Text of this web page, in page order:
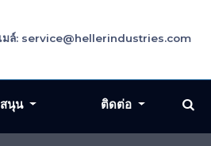
มล์: service@hellerindustries.com
นุน ติดต่อ